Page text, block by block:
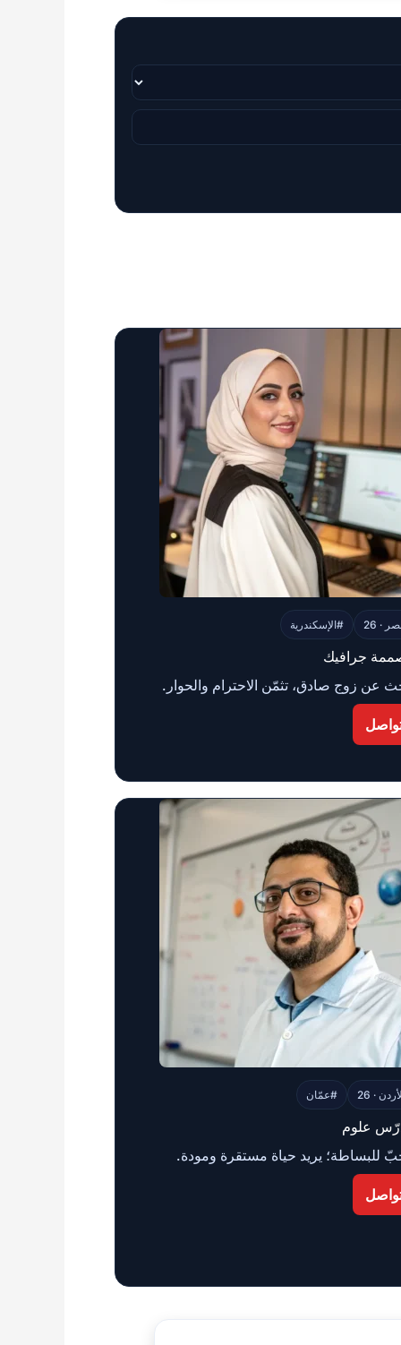
· 26 #الإسكندرية
جرافيك
عن زوج صادق، تثمّن الاحترام والحوار.
· 26 #عمّان
علوم
للبساطة؛ يريد حياة مستقرة ومودة.